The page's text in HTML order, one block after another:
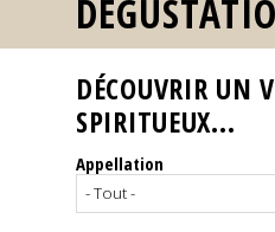
Reportages
Nos
Spiritueux
DÉCOUVRIR UN
SPIRITUEUX...
Appellation